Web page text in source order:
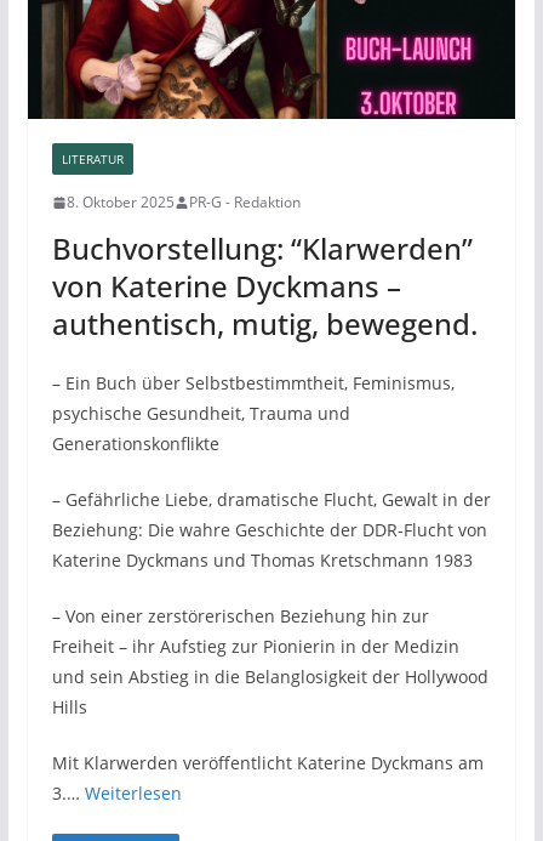
LITERATUR
8. Oktober 2025 PR-G - Redaktion
Buchvorstellung: “Klarwerden”
von Katerine Dyckmans –
authentisch, mutig, bewegend.
– Ein Buch über Selbstbestimmtheit, Feminismus,
psychische Gesundheit, Trauma und
Generationskonflikte
– Gefährliche Liebe, dramatische Flucht, Gewalt in der
Beziehung: Die wahre Geschichte der DDR-Flucht von
Katerine Dyckmans und Thomas Kretschmann 1983
– Von einer zerstörerischen Beziehung hin zur
Freiheit – ihr Aufstieg zur Pionierin in der Medizin
und sein Abstieg in die Belanglosigkeit der Hollywood
Hills
Mit Klarwerden veröffentlicht Katerine Dyckmans am
3.… Weiterlesen